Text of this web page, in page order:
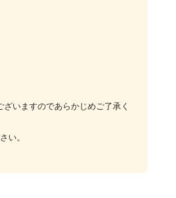
いますのであらかじめご了承く
い。